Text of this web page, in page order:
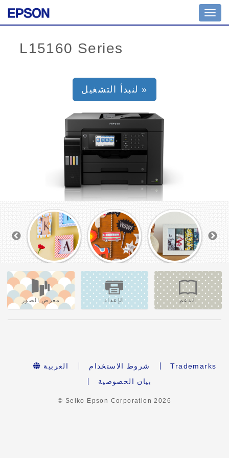
لنبدأ التشغيل »
معرض الصور الإعداد الدعم
العربية شروط الاستخدام
Trademarks
بيان الخصوصية
© Seiko Epson Corporation2026